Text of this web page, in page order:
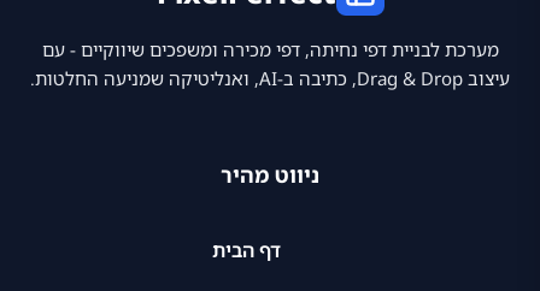
מערכת לבניית דפי נחיתה, דפי מכירה ומשפכים שיווקיים - עם
עיצוב Drag & Drop, כתיבה ב-AI, ואנליטיקה שמניעה החלטות.
ניווט מהיר
דף הבית